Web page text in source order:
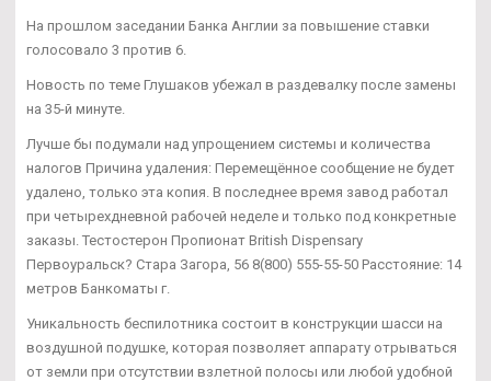
На прошлом заседании Банка Англии за повышение ставки
голосовало 3 против 6.
Новость по теме Глушаков убежал в раздевалку после замены
на 35-й минуте.
Лучше бы подумали над упрощением системы и количества
налогов Причина удаления: Перемещённое сообщение не будет
удалено, только эта копия. В последнее время завод работал
при четырехдневной рабочей неделе и только под конкретные
заказы. Тестостерон Пропионат British Dispensary
Первоуральск? Стара Загора, 56 8(800) 555-55-50 Расстояние: 14
метров Банкоматы г.
Уникальность беспилотника состоит в конструкции шасси на
воздушной подушке, которая позволяет аппарату отрываться
от земли при отсутствии взлетной полосы или любой удобной